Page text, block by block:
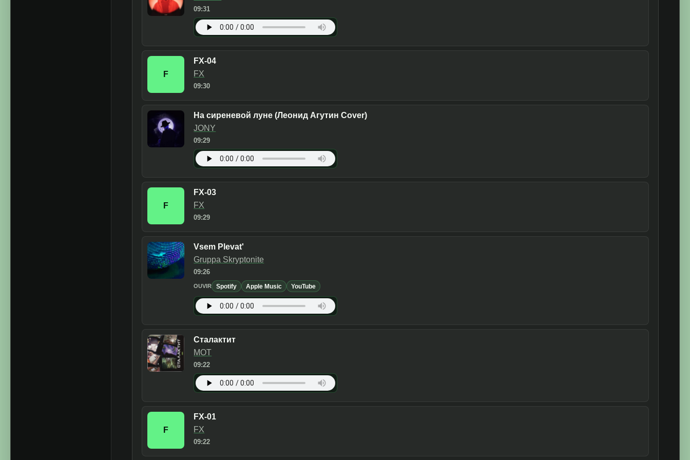
09:31
F
FX-04
FX
09:30
На сиреневой луне (Леонид Агутин Cover)
JONY
09:29
F
FX-03
FX
09:29
Vsem Plevat'
Gruppa Skryptonite
09:26
OUVIR Spotify Apple Music YouTube
Сталактит
МОТ
09:22
F
FX-01
FX
09:22